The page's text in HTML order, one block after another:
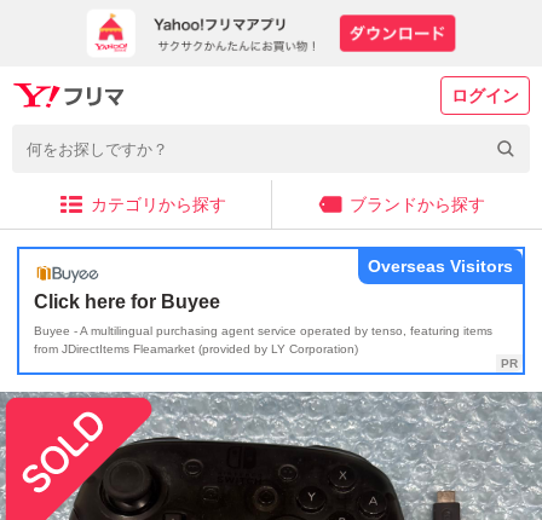
ログイン
カテゴリから探す ブランドから探す
Click here for Buyee
Buyee - A multilingual purchasing agent service operated by tenso, featuring items
from JDirectItems Fleamarket (provided by LY Corporation)
Overseas Visitors